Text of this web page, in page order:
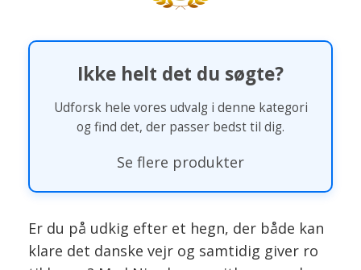
Ikke helt det du søgte?
Udforsk hele vores udvalg i denne kategori
og find det, der passer bedst til dig.
Se flere produkter
Er du på udkig efter et hegn, der både kan
klare det danske vejr og samtidig giver ro